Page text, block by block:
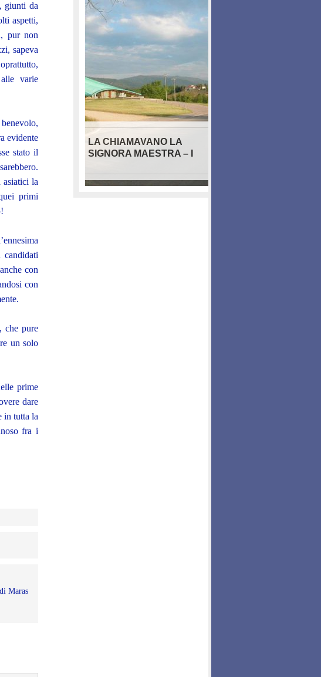
giunti da
aspetti,
pur non
sapeva
varie
evidente
stato il
asiatici la
primi
con
con
che pure
un solo
prime
dare
in tutta la
fra i
Maras
LA CHIAMAVANO LA
SIGNORA MAESTRA – I